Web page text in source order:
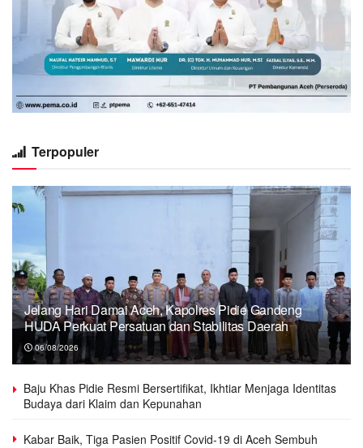
Terpopuler
Jelang Hari Damai Aceh, Kapolres Pidie Gandeng
HUDA Perkuat Persatuan dan Stabilitas Daerah
06/08/2026
Baju Khas Pidie Resmi Bersertifikat, Ikhtiar Menjaga Identitas
Budaya dari Klaim dan Kepunahan
Kabar Baik, Tiga Pasien Positif Covid-19 di Aceh Sembuh